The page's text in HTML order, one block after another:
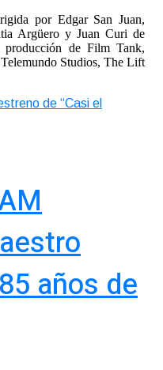
por Edgar San Juan,
Argüero y Juan Curi de
de Film Tank,
Studios, The Lift
de “Casi el
años de